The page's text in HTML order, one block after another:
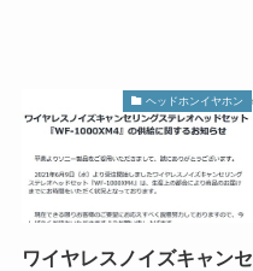
ヘッドホンイヤホン
ワイヤレスノイズキャンセ